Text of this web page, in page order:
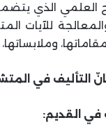
الذي يتضمن
للآيات
التأليف في